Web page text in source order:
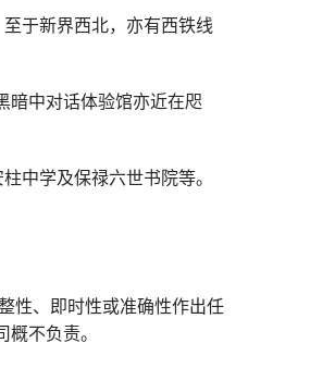
于新界西北，亦有西铁线
暗中对话体验馆亦近在咫
中学及保禄六世书院等。
性、即时性或准确性作出任
不负责。